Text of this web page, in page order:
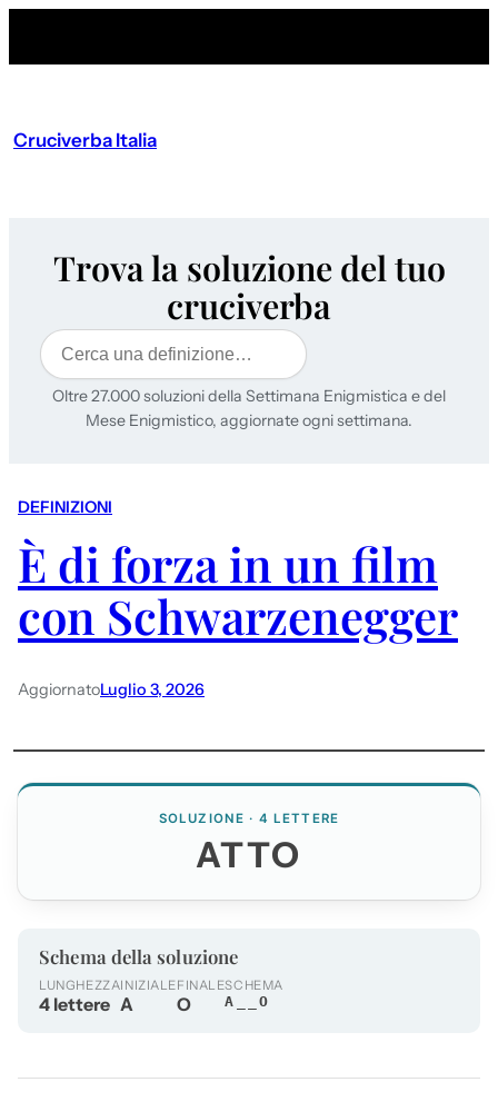
Cruciverba Italia
Trova la soluzione del tuo
cruciverba
Cerca
Oltre 27.000 soluzioni della Settimana Enigmistica e del
Mese Enigmistico, aggiornate ogni settimana.
DEFINIZIONI
È di forza in un film
con Schwarzenegger
AggiornatoLuglio 3, 2026
SOLUZIONE · 4 LETTERE
ATTO
Schema della soluzione
LUNGHEZZA
4 lettere
INIZIALE
A
FINALE
O
SCHEMA
A__O